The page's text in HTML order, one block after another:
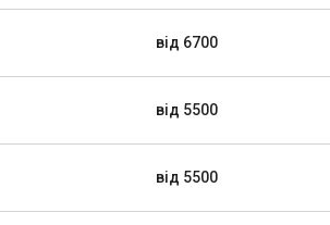
від 6700
від 5500
від 5500